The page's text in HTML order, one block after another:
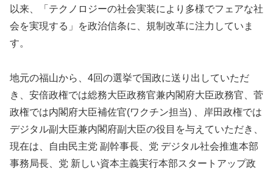
以来、「テクノロジーの社会実装により多様でフェアな社
会を実現する」を政治信条に、規制改革に注力していま
す。
地元の福山から、4回の選挙で国政に送り出していただ
き、安倍政権では総務大臣政務官兼内閣府大臣政務官、菅
政権では内閣府大臣補佐官(ワクチン担当) 、岸田政権では
デジタル副大臣兼内閣府副大臣の役目を与えていただき、
現在は、自由民主党 副幹事長、党 デジタル社会推進本部
事務局長、党 新しい資本主義実行本部スタートアップ政